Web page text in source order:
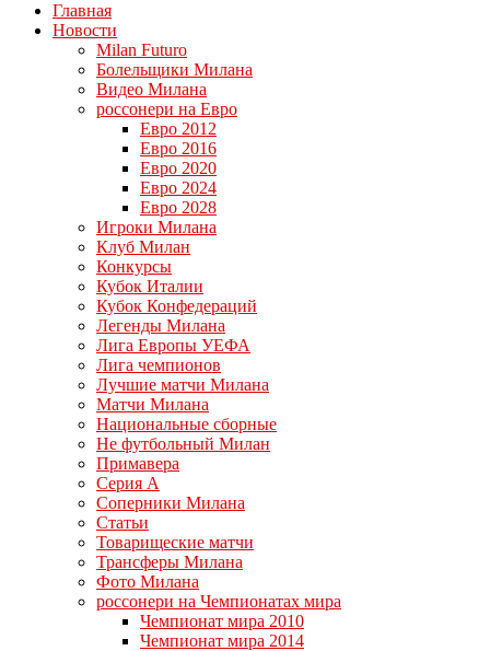
Главная
Новости
Milan Futuro
Болельщики Милана
Видео Милана
россонери на Евро
Евро 2012
Евро 2016
Евро 2020
Евро 2024
Евро 2028
Игроки Милана
Клуб Милан
Конкурсы
Кубок Италии
Кубок Конфедераций
Легенды Милана
Лига Европы УЕФА
Лига чемпионов
Лучшие матчи Милана
Матчи Милана
Национальные сборные
Не футбольный Милан
Примавера
Серия А
Соперники Милана
Статьи
Товарищеские матчи
Трансферы Милана
Фото Милана
россонери на Чемпионатах мира
Чемпионат мира 2010
Чемпионат мира 2014